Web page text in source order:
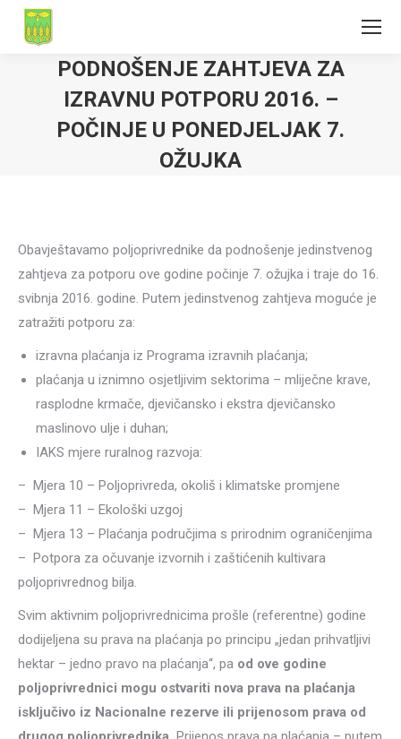
PODNOŠENJE ZAHTJEVA ZA
IZRAVNU POTPORU 2016. –
POČINJE U PONEDJELJAK 7.
OŽUJKA
Obavještavamo poljoprivrednike da podnošenje jedinstvenog
zahtjeva za potporu ove godine počinje 7. ožujka i traje do 16.
svibnja 2016. godine. Putem jedinstvenog zahtjeva moguće je
zatražiti potporu za:
izravna plaćanja iz Programa izravnih plaćanja;
plaćanja u iznimno osjetljivim sektorima – mliječne krave,
rasplodne krmače, djevičansko i ekstra djevičansko
maslinovo ulje i duhan;
IAKS mjere ruralnog razvoja:
– Mjera 10 – Poljoprivreda, okoliš i klimatske promjene
– Mjera 11 – Ekološki uzgoj
– Mjera 13 – Plaćanja područjima s prirodnim ograničenjima
– Potpora za očuvanje izvornih i zaštićenih kultivara
poljoprivrednog bilja.
Svim aktivnim poljoprivrednicima prošle (referentne) godine
dodijeljena su prava na plaćanja po principu „jedan prihvatljivi
hektar – jedno pravo na plaćanja“, pa od ove godine
poljoprivrednici mogu ostvariti nova prava na plaćanja
isključivo iz Nacionalne rezerve ili prijenosom prava od